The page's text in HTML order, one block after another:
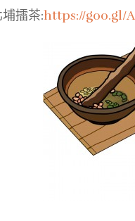
茶:https://goo.gl/